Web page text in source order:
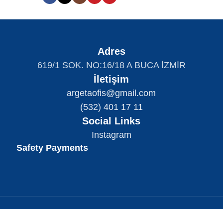
Adres
619/1 SOK. NO:16/18 A BUCA İZMİR
İletişim
argetaofis@gmail.com
(532) 401 17 11
Social Links
Instagram
Safety Payments